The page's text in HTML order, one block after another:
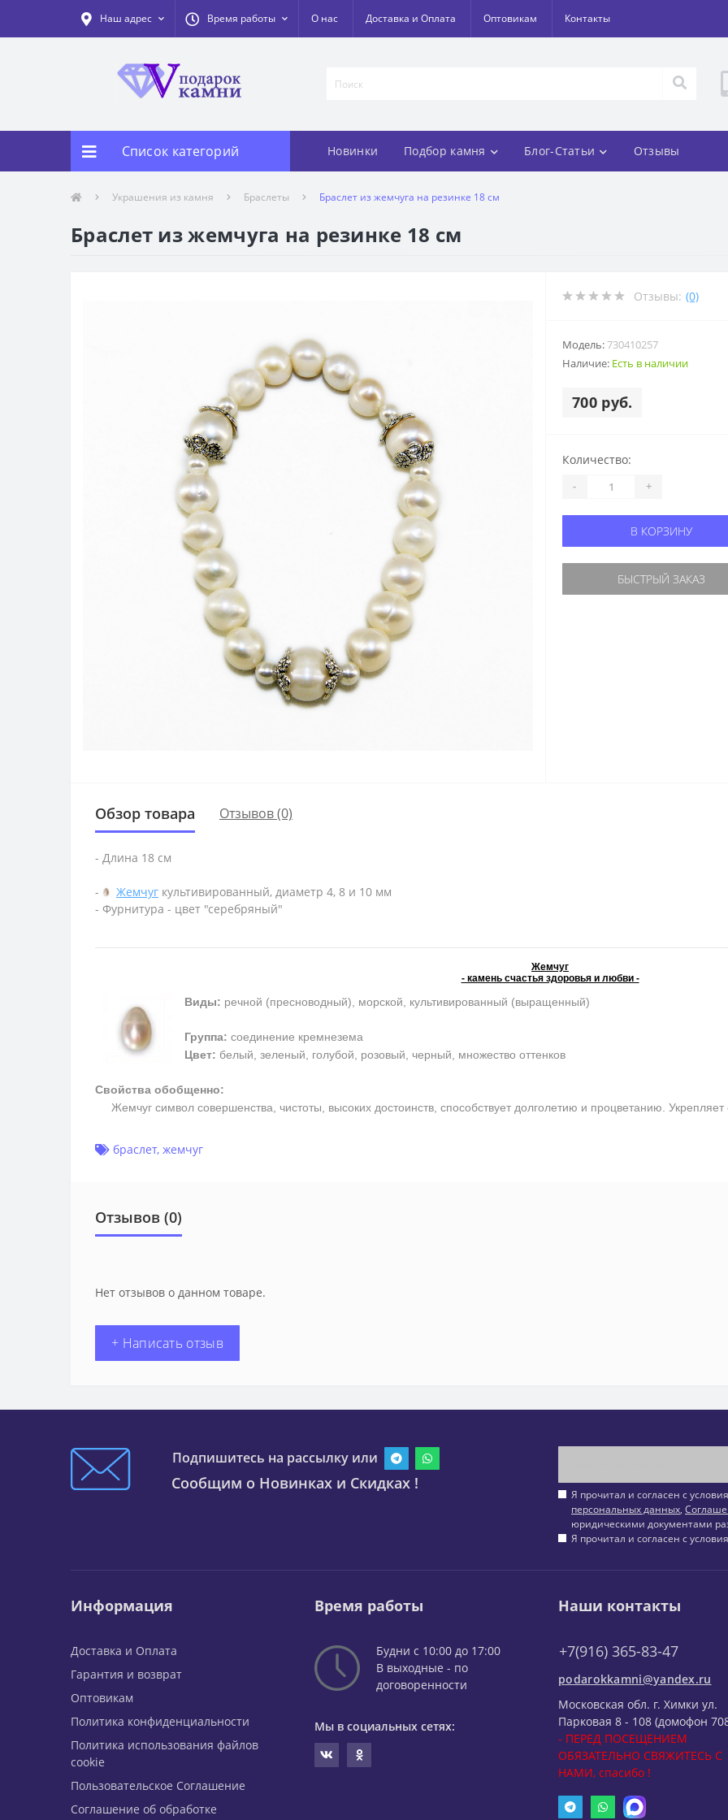
Наш адрес Время работы О нас Доставка и Оплата Оптовикам Контакты
Список категорий Новинки Подбор камня Блог-Статьи Отзывы
Украшения из камня Браслеты Браслет из жемчуга на резинке 18 см
Браслет из жемчуга на резинке 18 см
Отзывы: (0)
Модель:730410257
Наличие: Есть в наличии
700 руб.
Количество:
- +
В КОРЗИНУ
БЫСТРЫЙ ЗАКАЗ
Обзор товара Отзывов (0)
- Длина 18 см
- Жемчуг культивированный, диаметр 4, 8 и 10 мм
- Фурнитура - цвет "серебряный"
Жемчуг
- камень счастья здоровья и любви -
Виды: речной (пресноводный), морской, культивированный (выращенный)
Группа: соединение кремнезема
Цвет: белый, зеленый, голубой, розовый, черный, множество оттенков
Свойства обобщенно:
Жемчуг символ совершенства, чистоты, высоких достоинств, способствует долголетию и процветанию.
браслет, жемчуг
Отзывов (0)
Нет отзывов о данном товаре.
+ Написать отзыв
Подпишитесь на рассылку или
Сообщим о Новинках и Скидках !
Я прочитал и согласен с
персональных данных,
юридическими документами
Я прочитал и согласен с
Информация
Доставка и Оплата
Гарантия и возврат
Оптовикам
Политика конфиденциальности
Политика использования файлов
cookie
Пользовательское Соглашение
Соглашение об обработке
Время работы
Будни с 10:00 до 17:00
В выходные - по
договоренности
Мы в социальных сетях:
Наши контакты
+7(916) 365-83-47
podarokkamni@yandex.ru
Московская обл. г. Химки ул.
Парковая 8 - 108 (домофон
- ПЕРЕД ПОСЕЩЕНИЕМ
ОБЯЗАТЕЛЬНО СВЯЖИТЕСЬ С
НАМИ, спасибо !